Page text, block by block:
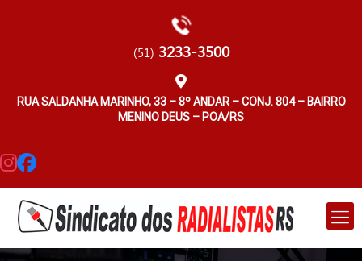
(51) 3233-3500
RUA SALDANHA MARINHO, 33 – 8º ANDAR – CONJ. 804 – BAIRRO
MENINO DEUS – POA/RS